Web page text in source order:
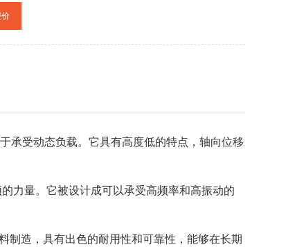
承受动态负载。它具有高度低的特点，轴向位移
力量。它被设计成可以承受高频率和高振动的
制造，具有出色的耐用性和可靠性，能够在长期